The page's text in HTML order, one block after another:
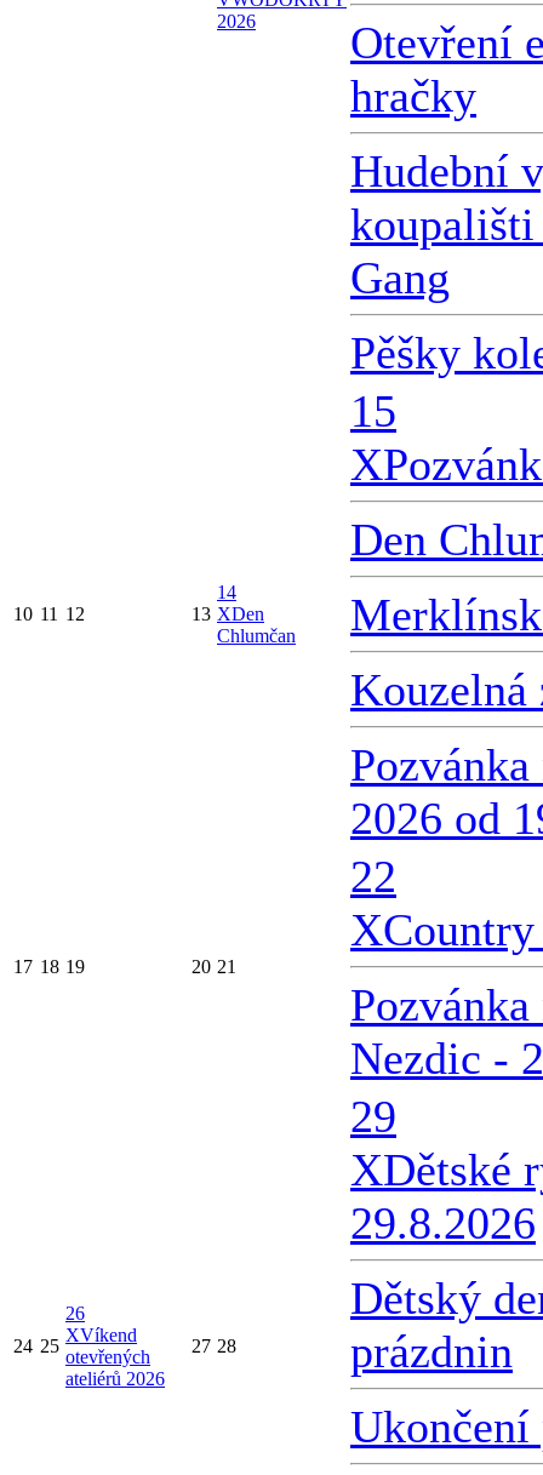
2026
Otevření
hračky
Hudební
Gang
Pěšky
10 11 12 13
14
XDen
Chlumčan
15
X
Den
Kouzelná
2026 od
17 18 19 20 21
22
X
Nezdic -
24 25
26
XVíkend
otevřených
ateliérů 2026
27 28
29
XDětské
29.8.2026
Dětský
prázdnin
Ukončení